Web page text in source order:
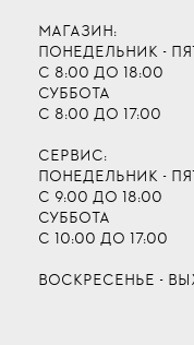
МАГАЗИН:
ПОНЕДЕЛЬНИК -
С 8:00 ДО 18:00
СУББОТА
С 8:00 ДО 17:00
СЕРВИС:
ПОНЕДЕЛЬНИК -
С 9:00 ДО 18:00
СУББОТА
С 10:00 ДО 17:00
ВОСКРЕСЕНЬЕ -